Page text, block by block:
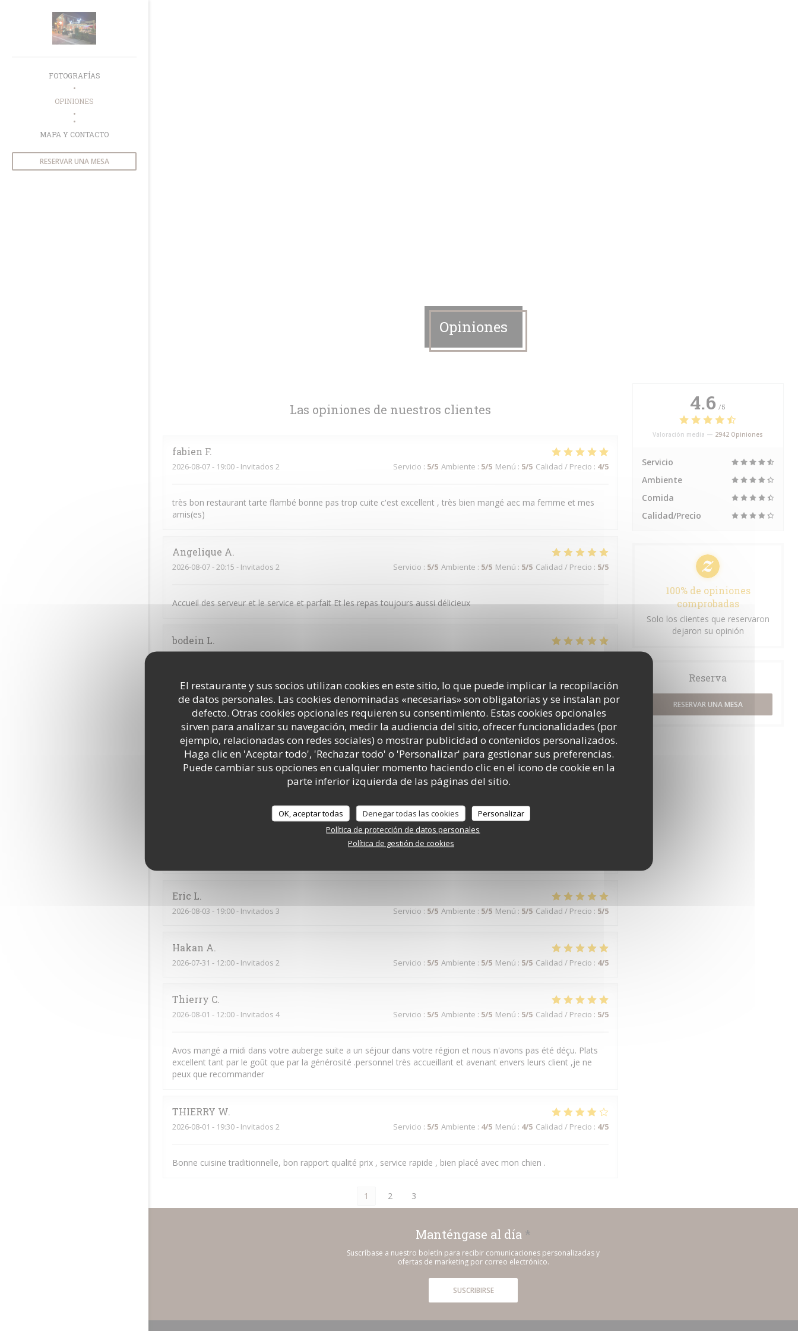
El restaurante y sus socios utilizan cookies en este sitio, lo que puede implicar la recopilación
de datos personales. Las cookies denominadas «necesarias» son obligatorias y se instalan por
defecto. Otras cookies opcionales requieren su consentimiento. Estas cookies opcionales
sirven para analizar su navegación, medir la audiencia del sitio, ofrecer funcionalidades (por
ejemplo, relacionadas con redes sociales) o mostrar publicidad o contenidos personalizados.
Haga clic en 'Aceptar todo', 'Rechazar todo' o 'Personalizar' para gestionar sus preferencias.
Puede cambiar sus opciones en cualquier momento haciendo clic en el icono de cookie en la
parte inferior izquierda de las páginas del sitio.
OK, aceptar todas Denegar todas las cookies
Personalizar
Política de protección de datos personales
Política de gestión de cookies
FOTOGRAFÍAS
OPINIONES
((ABRE EN UNA NUEVA VENTANA))
MAPA Y CONTACTO
RESERVAR UNA MESA
Opiniones
Las opiniones de nuestros clientes
fabien F
2026-08-07- 19:00 - Invitados 2 Servicio : 5/5 Ambiente : 5/5 Menú : 5/5 Calidad / Precio : 4/5
très bon restaurant tarte flambé bonne pas trop cuite c'est excellent , très bien mangé aec ma femme et mes
amis(es)
Angelique A
2026-08-07- 20:15 - Invitados 2 Servicio : 5/5 Ambiente : 5/5 Menú : 5/5 Calidad / Precio : 5/5
Accueil des serveur et le service et parfait Et les repas toujours aussi délicieux
bodein L
2026-08-07- 19:00 - Invitados 4 Servicio:5/5 Ambiente:5/5 Menú:5/5 Calidad / Precio:5/5
Restaurant très agréable convivial le personnel très souriant le manger très bon je passe toujours un très bon
moment quand je vais la ba
Jean-Paul M
2026-08-06 - 19:15 - Invitados 2 Servicio:5/5 Ambiente:5 /5 Menú:5/5 Calidad / Precio:5/5
- 20:00 - Invitados 3 Servicio:4/5 Ambiente:4/5 Menú:4/5
Eric L
2026-08-03 - 19:00 - Invitados 3 Servicio : 5/5 Ambiente : 5/5 Menú : 5/5 Calidad / Precio : 5/5
Hakan A
2026-07-31 - 12:00 - Invitados 2 Servicio : 5/5 Ambiente : 5/5 Menú : 5/5 Calidad / Precio : 4/5
Thierry C
2026-08-01 - 12:00 - Invitados 4 Servicio : 5/5 Ambiente : 5/5 Menú : 5/5 Calidad / Precio : 5/5
Avos mangé a midi dans votre auberge suite a un séjour dans votre région et nous n'avons pas été déçu. Plats
excellent tant par le goût que par la générosité .personnel très accueillant et avenant envers leurs client ,je ne
peux que recommander
THIERRY W
2026-08-01 - 19:30 - Invitados 2 Servicio : 5/5 Ambiente : 4/5 Menú : 4/5 Calidad / Precio : 4/5
Bonne cuisine traditionnelle, bon rapport qualité prix , service rapide , bien placé avec mon chien .
1 2 3
4.6 /5
Valoración media — 2942 Opiniones
Servicio
Ambiente
Comida
Calidad/Precio
100% de opiniones
comprobadas
Solo los clientes que reservaron
dejaron su opinión
Reserva
RESERVAR UNA MESA
Manténgase al día *
Suscríbase a nuestro boletín para recibir comunicaciones personalizadas y
ofertas de marketing por correo electrónico.
SUSCRIBIRSE